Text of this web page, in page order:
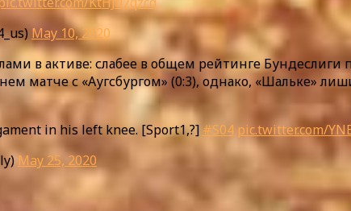
May 10, 2020
в активе: слабее в общем рейтинге Бундеслиги
матче с «Аугсбургом» (0:3), однако, «Шальке»
in his left knee. [Sport1,?] #S04 pic.twitter.com/
May 25, 2020